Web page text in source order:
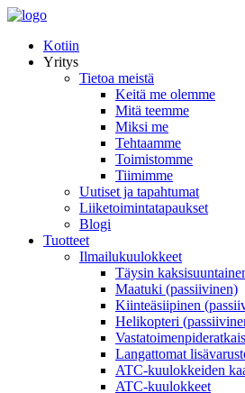
Kotiin
Yritys
Tietoa meistä
Keitä me olemme
Mitä teemme
Miksi me
Tehtaamme
Toimistomme
Tiimimme
Uutiset ja tapahtumat
Liiketoimintatapaukset
Blogi
Tuotteet
Ilmailukuulokkeet
Täysin
Maatuki (passiivinen)
Kiinteäsiipinen
Helikopteri
Langattomat
ATC-kuulokkeiden
ATC-kuulokkeet